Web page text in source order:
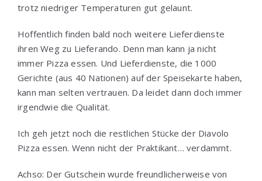
trotz niedriger Temperaturen gut gelaunt.
Hoffentlich finden bald noch weitere Lieferdienste
ihren Weg zu Lieferando. Denn man kann ja nicht
immer Pizza essen. Und Lieferdienste, die 1000
Gerichte (aus 40 Nationen) auf der Speisekarte haben,
kann man selten vertrauen. Da leidet dann doch immer
irgendwie die Qualität.
Ich geh jetzt noch die restlichen Stücke der Diavolo
Pizza essen. Wenn nicht der Praktikant… verdammt.
Achso: Der Gutschein wurde freundlicherweise von